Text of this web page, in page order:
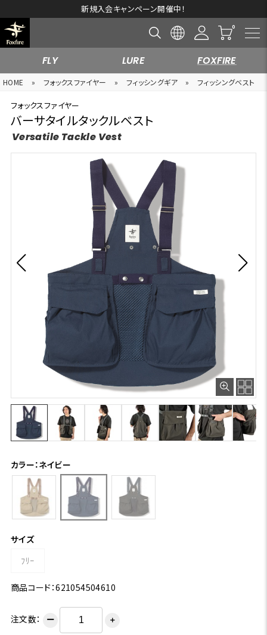
新規入会キャンペーン開催中！
FLY LURE FOXFIRE
HOME » フォックスファイヤー » フィッシングギア » フィッシングベスト
フォックスファイヤー
バーサタイルタックルベスト
Versatile Tackle Vest
カラー：ネイビー
サイズ
ﾌﾘｰ
商品コード：621054504610
注文数： ー ＋